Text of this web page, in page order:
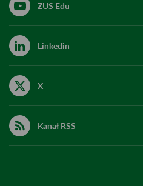
ZUS Edu
Linkedin
X
Kanał RSS